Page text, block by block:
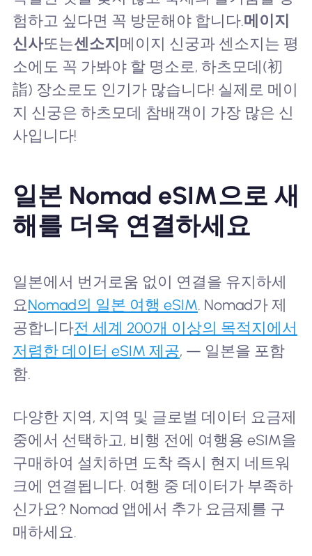
험하고 싶다면 꼭 방문해야 합니다.메이지
신사또는센소지 메이지 신궁과 센소지는 평
소에도 꼭 가봐야 할 명소로, 하츠모데(初
詣) 장소로도 인기가 많습니다! 실제로 메이
지 신궁은 하츠모데 참배객이 가장 많은 신
사입니다!
일본 Nomad eSIM으로 새
해를 더욱 연결하세요
일본에서 번거로움 없이 연결을 유지하세
요Nomad의 일본 여행 eSIM. Nomad가 제
공합니다전 세계 200개 이상의 목적지에서
저렴한 데이터 eSIM 제공, — 일본을 포함
함.
다양한 지역, 지역 및 글로벌 데이터 요금제
중에서 선택하고, 비행 전에 여행용 eSIM을
구매하여 설치하면 도착 즉시 현지 네트워
크에 연결됩니다. 여행 중 데이터가 부족하
신가요? Nomad 앱에서 추가 요금제를 구
매하세요.